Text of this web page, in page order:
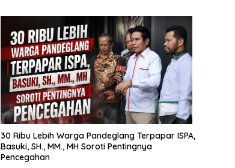
30 Ribu Lebih Warga Pandeglang Terpapar ISPA,
Basuki, SH., MM., MH Soroti Pentingnya
Pencegahan